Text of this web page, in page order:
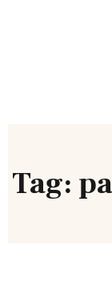
Tag: